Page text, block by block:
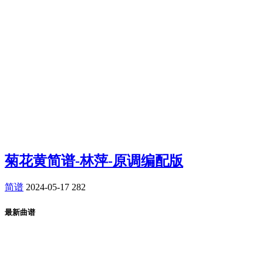
菊花黄简谱-林萍-原调编配版
简谱 2024-05-17 282
最新曲谱